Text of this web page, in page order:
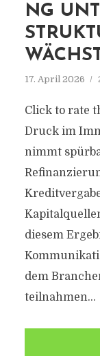
NG
17. April 2026
Click to rate
Druck im
nimmt
diesem
dem
teilnahmen...